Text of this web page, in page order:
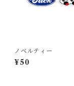
ノベルティー
¥50